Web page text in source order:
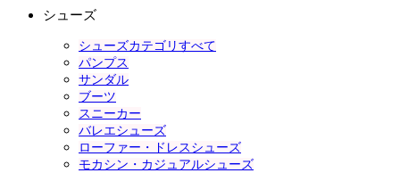
シューズ
シューズカテゴリすべて
パンプス
サンダル
ブーツ
スニーカー
バレエシューズ
ローファー・ドレスシューズ
モカシン・カジュアルシューズ